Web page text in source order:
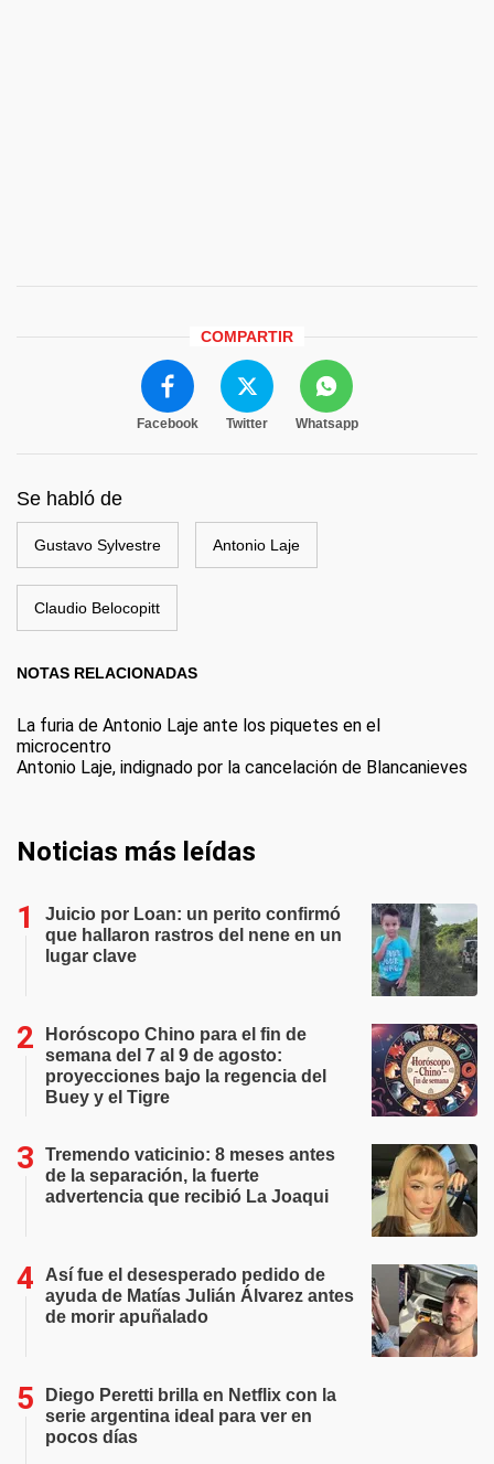
COMPARTIR
Facebook Twitter Whatsapp
Se habló de
Gustavo Sylvestre Antonio Laje
Claudio Belocopitt
NOTAS RELACIONADAS
La furia de Antonio Laje ante los piquetes en el
microcentro
Antonio Laje, indignado por la cancelación de Blancanieves
Noticias más leídas
Juicio por Loan: un perito confirmó
que hallaron rastros del nene en un
lugar clave
Horóscopo Chino para el fin de
semana del 7 al 9 de agosto:
proyecciones bajo la regencia del
Buey y el Tigre
Tremendo vaticinio: 8 meses antes
de la separación, la fuerte
advertencia que recibió La Joaqui
Así fue el desesperado pedido de
ayuda de Matías Julián Álvarez antes
de morir apuñalado
Diego Peretti brilla en Netflix con la
serie argentina ideal para ver en
pocos días